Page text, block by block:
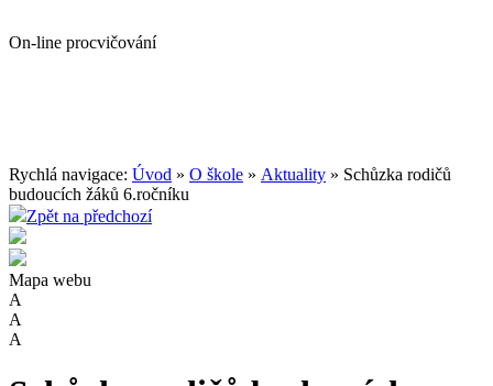
On-line procvičování
Rychlá navigace: Úvod » O škole » Aktuality » Schůzka rodičů
budoucích žáků 6.ročníku
Zpět na předchozí
Mapa webu
A
A
A